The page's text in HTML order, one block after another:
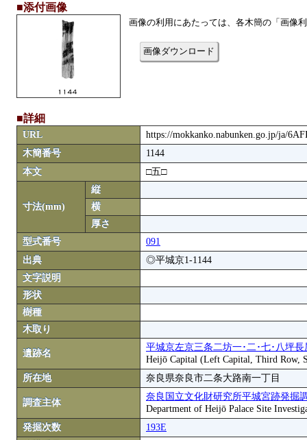
■添付画像
画像の利用にあたっては、各木簡の「画像
画像ダウンロード
■詳細
URL
https://mokkanko.nabunken.go.jp/ja/
木簡番号
1144
本文
□五□
寸法(mm)
縦
横
厚さ
型式番号
091
出典
◎平城京1-1144
文字説明
形状
樹種
木取り
遺跡名
平城京左京三条二坊一･二･七･八坪長
Heijō Capital (Left Capital, Third Row,
所在地
奈良県奈良市二条大路南一丁目
調査主体
奈良国立文化財研究所平城宮跡発掘
Department of Heijō Palace Site
発掘次数
193E